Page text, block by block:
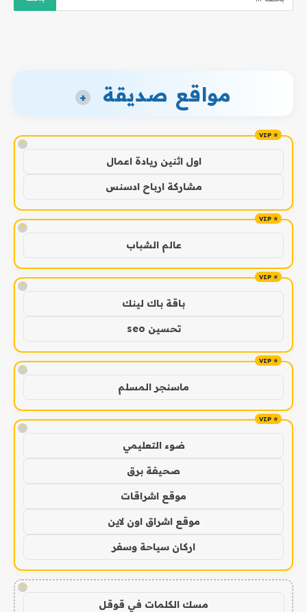
مواقع صديقة +
!
اول اثنين ريادة اعمال
مشاركة ارباح ادسنس
!
عالم الشباب
!
باقة باك لينك
تحسين seo
!
ماسنجر المسلم
!
ضوء التعليمي
صحيفة برق
موقع اشراقات
موقع اشراق اون لاين
اركان سياحة وسفر
!
مسك الكلمات في قوقل